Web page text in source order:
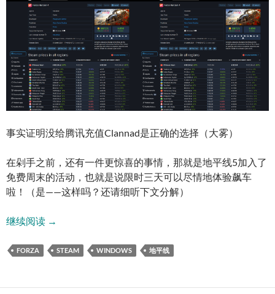
事实证明没给腾讯充值Clannad是正确的选择（大雾）
在剁手之前，还有一件更惊喜的事情，那就是地平线5加入了
免费周末的活动，也就是说限时三天可以尽情地体验飙车
啦！（是——这样吗？还请细听下文分解）
继续阅读从地平线迁徙
→
FORZA STEAM WINDOWS 地平线